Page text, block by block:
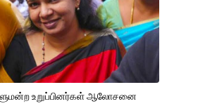
உறுப்பினர்கள் ஆலோசனை